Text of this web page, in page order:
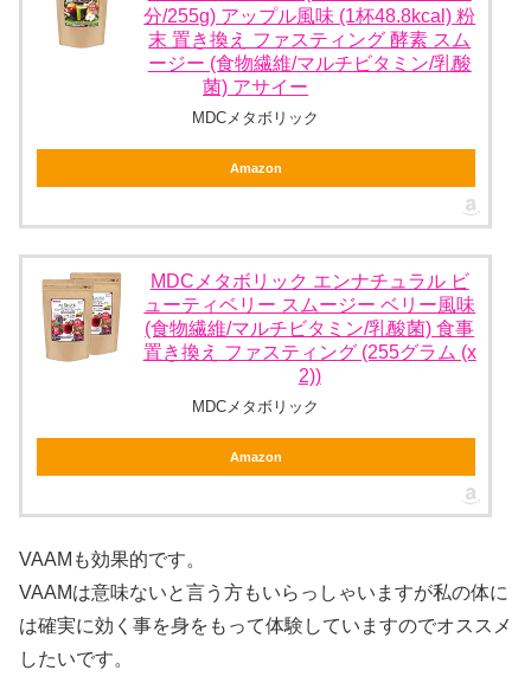
分/255g) アップル風味 (1杯48.8kcal) 粉
末 置き換え ファスティング 酵素 スム
ージー (食物繊維/マルチビタミン/乳酸
菌) アサイー
MDCメタボリック
Amazon
MDCメタボリック エンナチュラル ビ
ューティベリー スムージー ベリー風味
(食物繊維/マルチビタミン/乳酸菌) 食事
置き換え ファスティング (255グラム (x
2))
MDCメタボリック
Amazon
VAAMも効果的です。
VAAMは意味ないと言う方もいらっしゃいますが私の体に
は確実に効く事を身をもって体験していますのでオススメ
したいです。